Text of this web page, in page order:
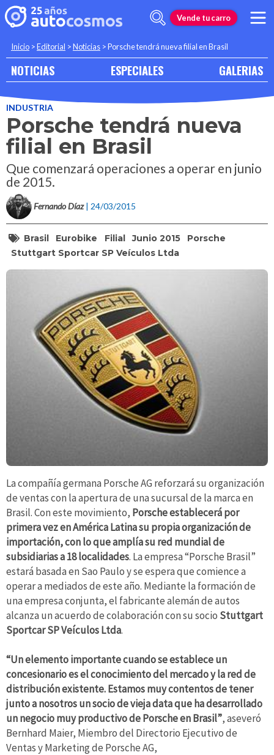
Vende tu carro
Inicio >Editorial >Noticias >Porsche tendrá nueva filial en Brasil
NOTICIAS ESPECIALES GALERIAS
INDUSTRIA
Porsche tendrá nueva
filial en Brasil
Que comenzará operaciones a operar en junio
de 2015.
Fernando Díaz | 24/03/2015
Brasil Eurobike Filial Junio 2015
Porsche
Stuttgart Sportcar SP Veículos Ltda
La compañía germana Porsche AG reforzará su organización
de ventas con la apertura de una sucursal de la marca en
Brasil. Con este movimiento, Porsche establecerá por
primera vez en América Latina su propia organización de
importación, con lo que amplía su red mundial de
subsidiarias a 18 localidades. La empresa “Porsche Brasil”
estará basada en Sao Paulo y se espera que comience a
operar a mediados de este año. Mediante la formación de
una empresa conjunta, el fabricante alemán de autos
alcanza un acuerdo de colaboración con su socio Stuttgart
Sportcar SP Veículos Ltda.
“Un elemento importante cuando se establece un
concesionario es el conocimiento del mercado y la red de
distribución existente. Estamos muy contentos de tener
junto a nosotros un socio de vieja data que ha desarrollado
un negocio muy productivo de Porsche en Brasil”, aseveró
Bernhard Maier, Miembro del Directorio Ejecutivo de
Ventas y Marketing de Porsche AG,